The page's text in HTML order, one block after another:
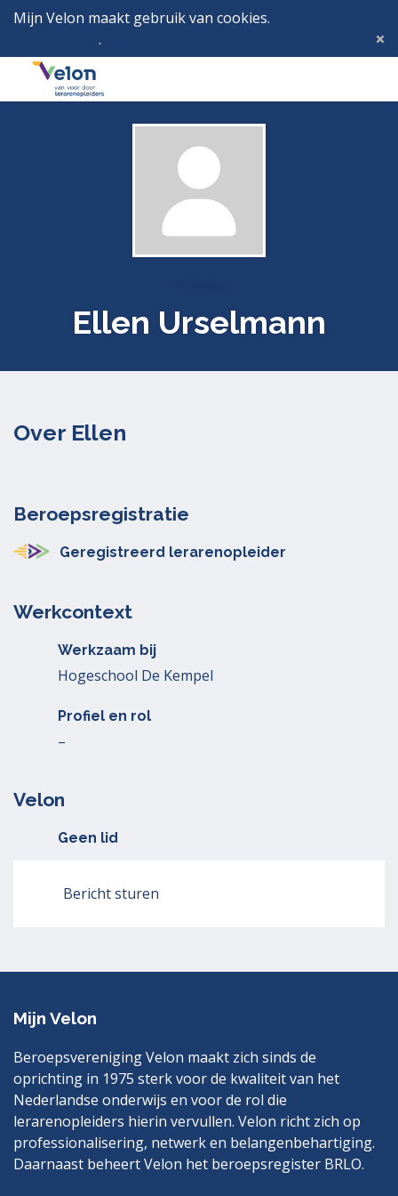
Mijn Velon maakt gebruik van cookies.
.
Menu
Ellen Urselmann
Over Ellen
Beroepsregistratie
Geregistreerd lerarenopleider
Werkcontext
Werkzaam bij
Hogeschool De Kempel
Profiel en rol
–
Velon
Geen lid
Bericht sturen
Mijn Velon
Beroepsvereniging Velon maakt zich sinds de
oprichting in 1975 sterk voor de kwaliteit van het
Nederlandse onderwijs en voor de rol die
lerarenopleiders hierin vervullen. Velon richt zich op
professionalisering, netwerk en belangenbehartiging.
Daarnaast beheert Velon het beroepsregister BRLO.